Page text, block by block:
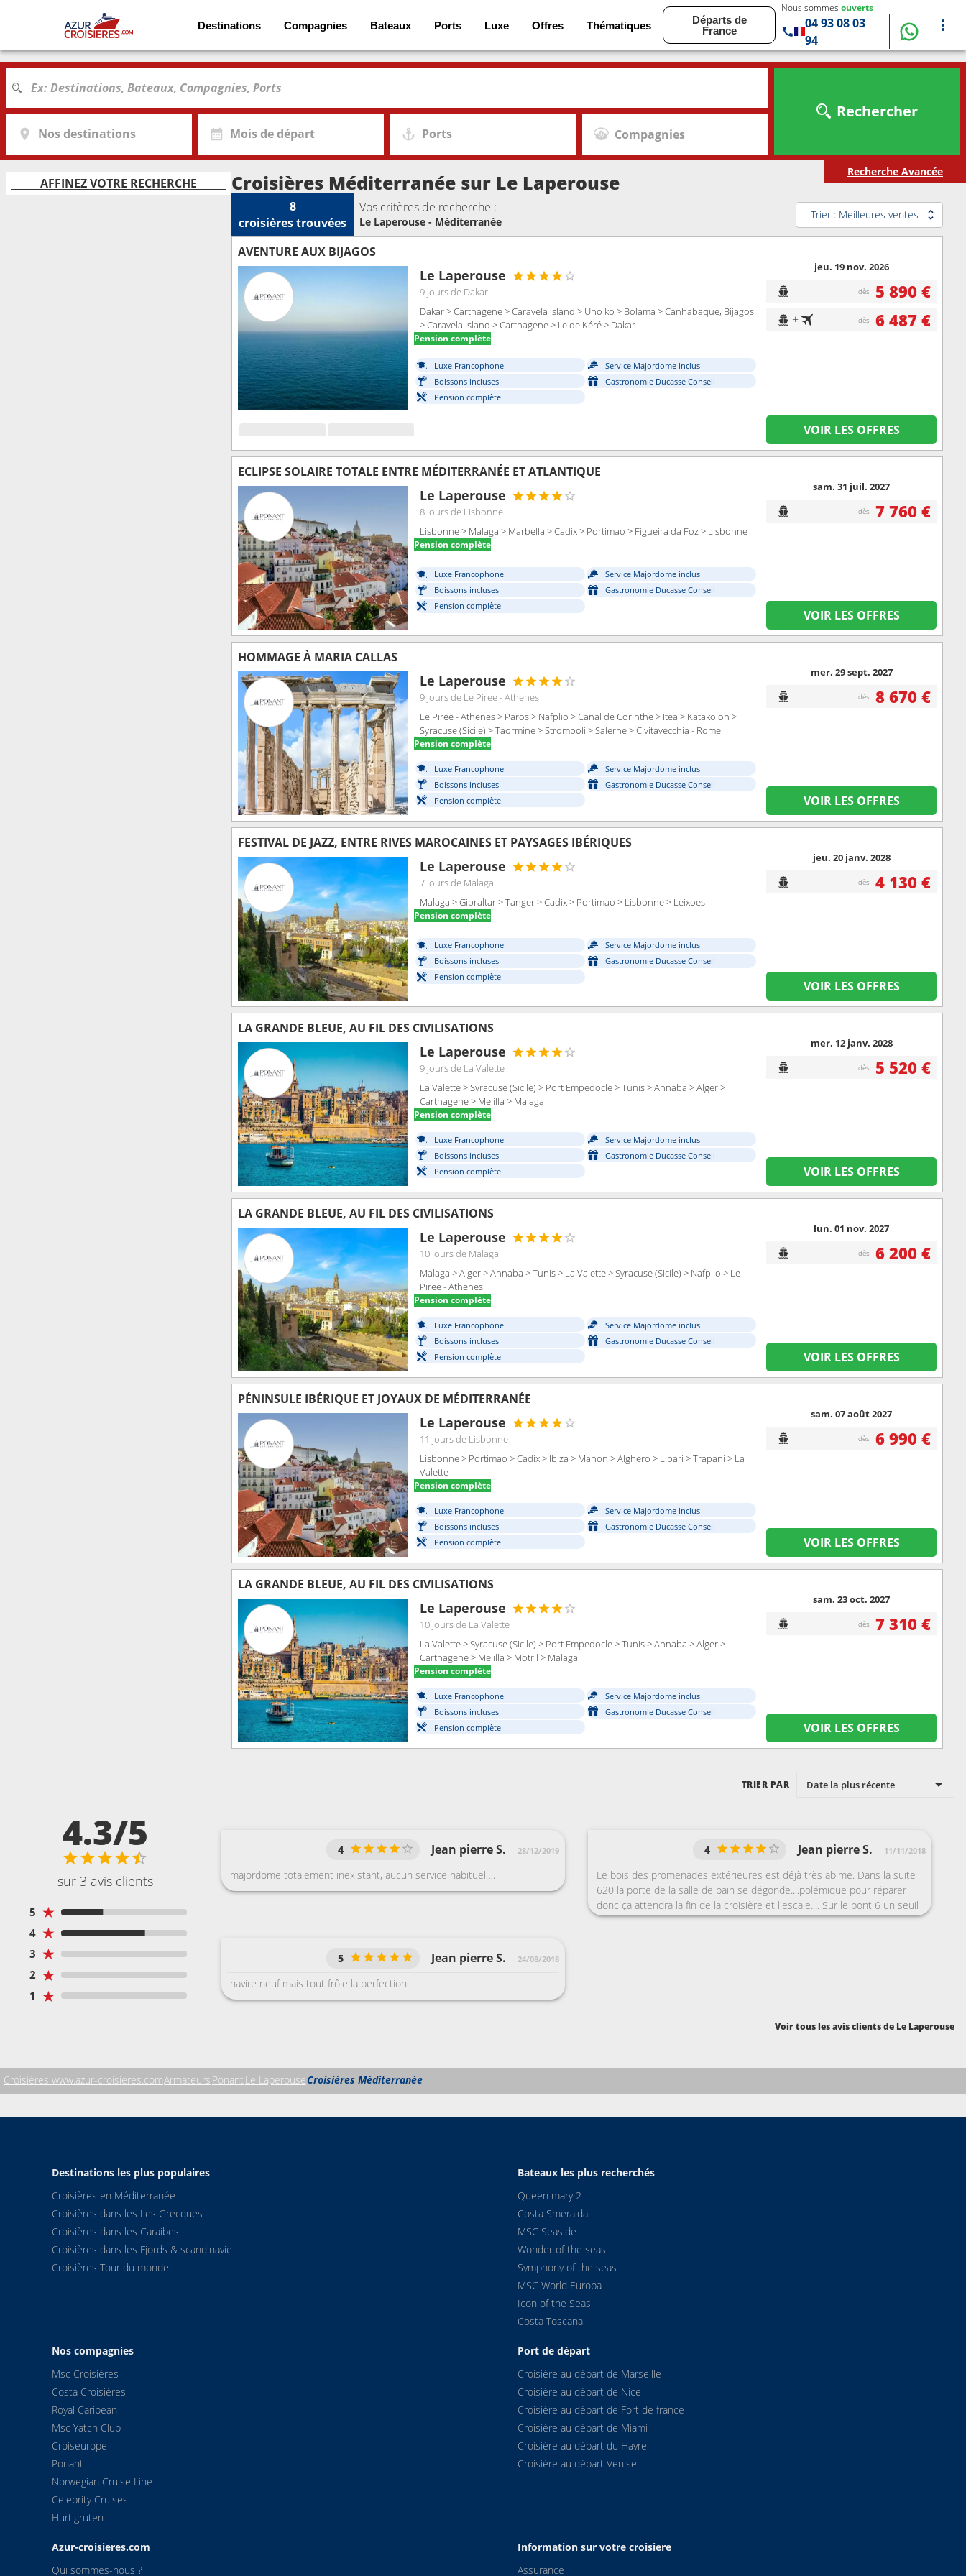
Destinations Compagnies Bateaux Ports Luxe Offres Thématiques
Départs de
France
Nous sommes ouverts
04 93 08 03
94
Nos destinations Mois de départ Ports Compagnies
Rechercher
Recherche Avancée
AFFINEZ VOTRE RECHERCHE Croisières Méditerranée sur Le Laperouse
8
croisièrestrouvées
Vos critères de recherche :
Le Laperouse - Méditerranée
Trier : Meilleures ventes
AVENTURE AUX BIJAGOS
Le Laperouse
9 joursde Dakar
Dakar > Carthagene > Caravela Island > Uno ko > Bolama > Canhabaque, Bijagos
> Caravela Island > Carthagene > Ile de Kéré > Dakar
Pension complète
Luxe Francophone
Service Majordome inclus
Boissons incluses
Gastronomie Ducasse Conseil
Pension complète
jeu. 19 nov. 2026
dès 5 890 €
+ dès 6 487 €
VOIR LES OFFRES
ECLIPSE SOLAIRE TOTALE ENTRE MÉDITERRANÉE ET ATLANTIQUE
Le Laperouse
8 joursde Lisbonne
Lisbonne > Malaga > Marbella > Cadix > Portimao > Figueira da Foz > Lisbonne
Pension complète
Luxe Francophone
Service Majordome inclus
Boissons incluses
Gastronomie Ducasse Conseil
Pension complète
sam. 31 juil. 2027
dès 7 760 €
VOIR LES OFFRES
HOMMAGE À MARIA CALLAS
Le Laperouse
9 joursde Le Piree - Athenes
Le Piree - Athenes > Paros > Nafplio > Canal de Corinthe > Itea > Katakolon >
Syracuse (Sicile) > Taormine > Stromboli > Salerne > Civitavecchia - Rome
Pension complète
Luxe Francophone
Service Majordome inclus
Boissons incluses
Gastronomie Ducasse Conseil
Pension complète
mer. 29 sept. 2027
dès 8 670 €
VOIR LES OFFRES
FESTIVAL DE JAZZ, ENTRE RIVES MAROCAINES ET PAYSAGES IBÉRIQUES
Le Laperouse
7 joursde Malaga
Malaga > Gibraltar > Tanger > Cadix > Portimao > Lisbonne > Leixoes
Pension complète
Luxe Francophone
Service Majordome inclus
Boissons incluses
Gastronomie Ducasse Conseil
Pension complète
jeu. 20 janv. 2028
dès 4 130 €
VOIR LES OFFRES
LA GRANDE BLEUE, AU FIL DES CIVILISATIONS
Le Laperouse
9 joursde La Valette
La Valette > Syracuse (Sicile) > Port Empedocle > Tunis > Annaba > Alger >
Carthagene > Melilla > Malaga
Pension complète
Luxe Francophone
Service Majordome inclus
Boissons incluses
Gastronomie Ducasse Conseil
Pension complète
mer. 12 janv. 2028
dès 5 520 €
VOIR LES OFFRES
LA GRANDE BLEUE, AU FIL DES CIVILISATIONS
Le Laperouse
10 joursde Malaga
Malaga > Alger > Annaba > Tunis > La Valette > Syracuse (Sicile) > Nafplio > Le
Piree - Athenes
Pension complète
Luxe Francophone
Service Majordome inclus
Boissons incluses
Gastronomie Ducasse Conseil
Pension complète
lun. 01 nov. 2027
dès 6 200 €
VOIR LES OFFRES
PÉNINSULE IBÉRIQUE ET JOYAUX DE MÉDITERRANÉE
Le Laperouse
11 joursde Lisbonne
Lisbonne > Portimao > Cadix > Ibiza > Mahon > Alghero > Lipari > Trapani > La
Valette
Pension complète
Luxe Francophone
Service Majordome inclus
Boissons incluses
Gastronomie Ducasse Conseil
Pension complète
sam. 07 août 2027
dès 6 990 €
VOIR LES OFFRES
LA GRANDE BLEUE, AU FIL DES CIVILISATIONS
Le Laperouse
10 joursde La Valette
La Valette > Syracuse (Sicile) > Port Empedocle > Tunis > Annaba > Alger >
Carthagene > Melilla > Motril > Malaga
Pension complète
Luxe Francophone
Service Majordome inclus
Boissons incluses
Gastronomie Ducasse Conseil
Pension complète
sam. 23 oct. 2027
dès 7 310 €
VOIR LES OFFRES
TRIER PAR Date la plus récente
4.3/5
sur 3 avis clients
5 ★
4 ★
3 ★
2 ★
1 ★
Jean pierre S. 28/12/2019
4
majordome totalement inexistant, aucun service habituel….
Jean pierre S. 11/11/2018
4
Le bois des promenades extérieures est déjà très abime. Dans la suite
620 la porte de la salle de bain se dégonde....polémique pour réparer
donc ça attendra la fin de la croisière et l'escale.... Sur le pont 6 un seuil
de porte en alu avant le coin photo est totalement soulevé et coupant
Jean pierre S. 24/08/2018
5
navire neuf mais tout frôle la perfection.
Voir tous les avis clients de Le Laperouse
Croisières www.azur-croisieres.comArmateurs Ponant Le LaperouseCroisières Méditerranée
Destinations les plus populaires
Croisières en Méditerranée
Croisières dans les Iles Grecques
Croisières dans les Caraibes
Croisières dans les Fjords & scandinavie
Croisières Tour du monde
Bateaux les plus recherchés
Queen mary 2
Costa Smeralda
MSC Seaside
Wonder of the seas
Symphony of the seas
MSC World Europa
Icon of the Seas
Costa Toscana
Nos compagnies
Msc Croisières
Costa Croisières
Royal Caribean
Msc Yatch Club
Croiseurope
Ponant
Norwegian Cruise Line
Celebrity Cruises
Hurtigruten
Port de départ
Croisière au départ de Marseille
Croisière au départ de Nice
Croisière au départ de Fort de france
Croisière au départ de Miami
Croisière au départ du Havre
Croisière au départ Venise
Azur-croisieres.com
Qui sommes-nous ?
Information sur votre croisiere
Assurance